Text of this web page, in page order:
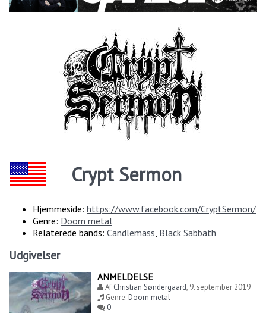
Crypt Sermon
Hjemmeside: https://www.facebook.com/CryptSermon/
Genre: Doom metal
Relaterede bands: Candlemass Black Sabbath
Udgivelser
ANMELDELSE
Af Christian Søndergaard, 9. september 2019
Genre:Doom metal
0